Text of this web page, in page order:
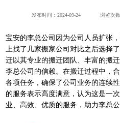
发布时间：2024-09-24 浏览次
宝安的李总公司因为公司人员扩张
上找了几家搬家公司对比之后选择
迁以其专业的搬迁团队、丰富的搬
李总公司的信赖。在搬迁过程中，
各项任务，确保了公司业务的连续
的服务表示高度满意，认为这是一
业、高效、优质的服务，助力李总